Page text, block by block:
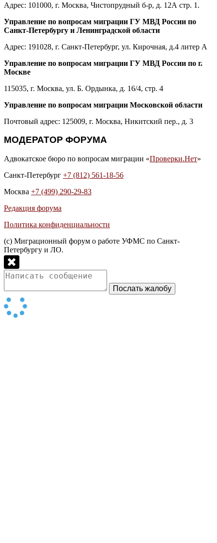
Адрес: 101000, г. Москва, Чистопрудный б-р, д. 12А стр. 1.
Управление по вопросам миграции ГУ МВД России по
Санкт-Петербургу и Ленинградской области
Адрес: 191028, г. Санкт-Петербург, ул. Кирочная, д.4 литер А
Управление по вопросам миграции ГУ МВД России по г.
Москве
115035, г. Москва, ул. Б. Ордынка, д. 16/4, стр. 4
Управление по вопросам миграции Московской области
Почтовый адрес: 125009, г. Москва, Никитский пер., д. 3
МОДЕРАТОР ФОРУМА
Адвокатское бюро по вопросам миграции «Проверки.Нет»
Санкт-Петербург +7 (812) 561-18-56
Москва +7 (499) 290-29-83
Редакция форума
Политика конфиденциальности
(с) Миграционный форум о работе УФМС по Санкт-
Петербургу и ЛО.